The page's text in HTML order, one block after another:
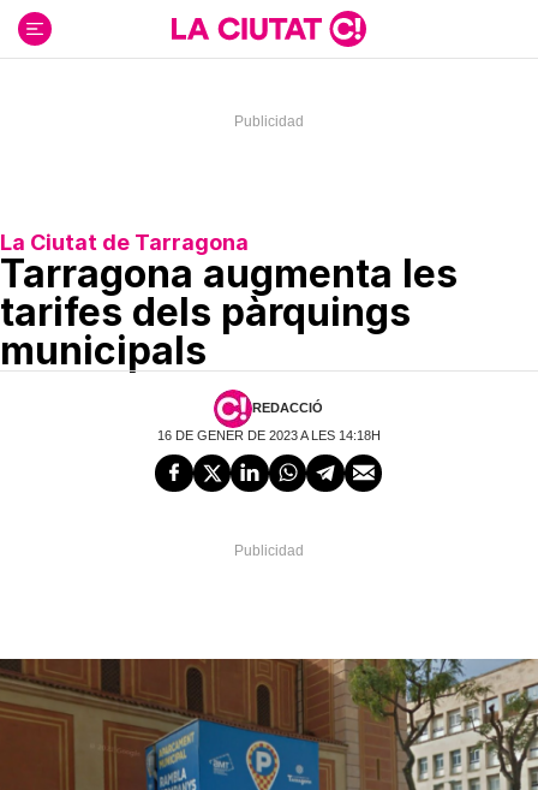
contenido
La Ciutat de Tarragona
Tarragona augmenta les
tarifes dels pàrquings
municipals
REDACCIÓ
16 DE GENER DE 2023 A LES 14:18H